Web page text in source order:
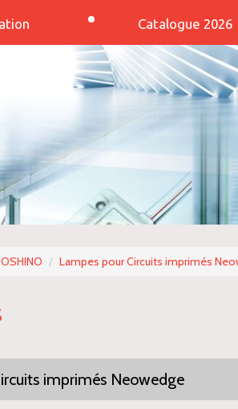
Catalogue 2026
Lampes pour Circuits imprimés
imprimés Neowedge